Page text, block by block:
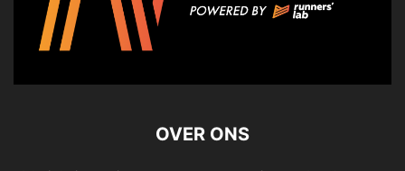
OVER ONS